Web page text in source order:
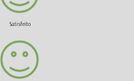
Satisfeito